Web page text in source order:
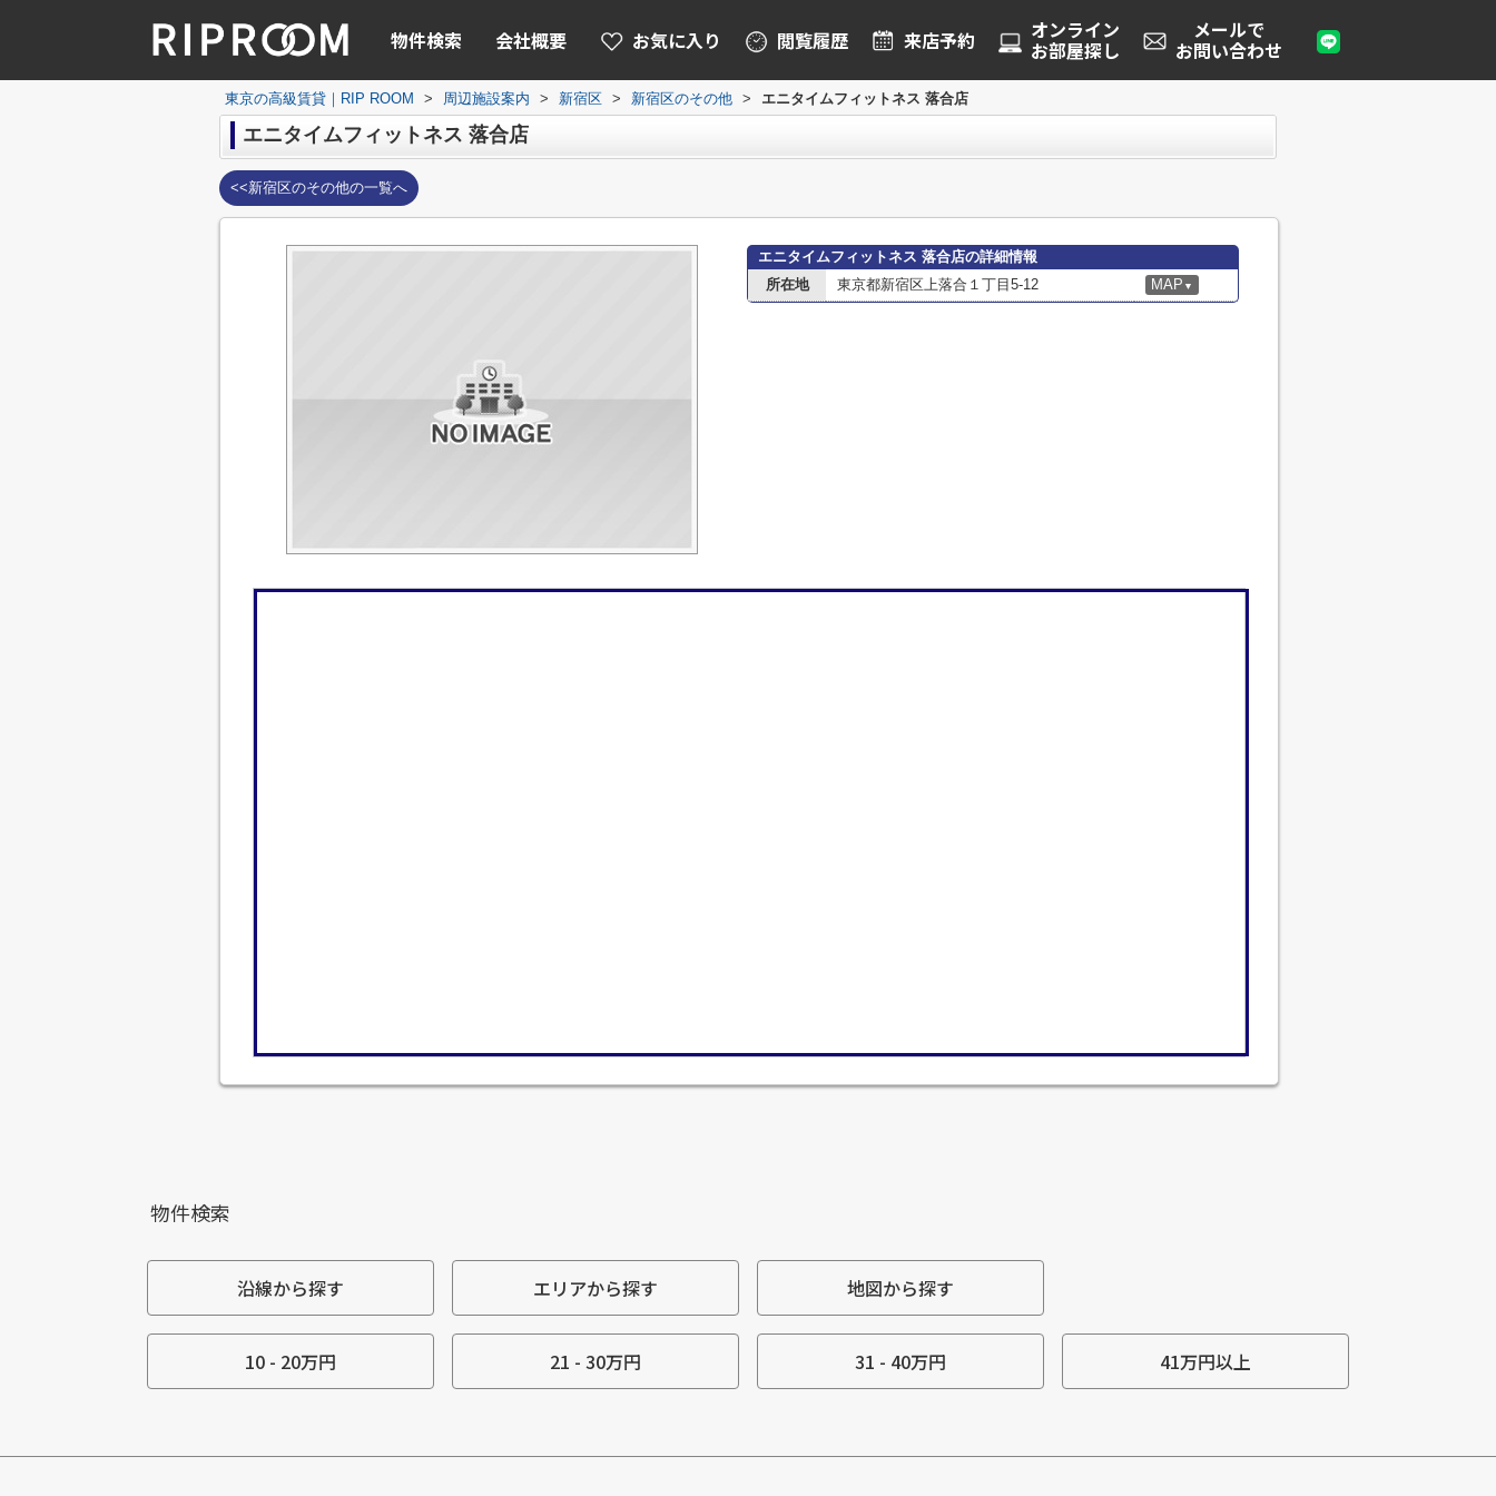
物件検索 会社概要 お気に入り 閲覧履歴 来店予約 オンライン
お部屋探し
メールで
お問い合わせ
東京の高級賃貸｜RIP ROOM > 周辺施設案内 > 新宿区 > 新宿区のその他 > エニタイムフィットネス 落合店
エニタイムフィットネス 落合店
<<新宿区のその他の一覧へ
エニタイムフィットネス 落合店の詳細情報
所在地
東京都新宿区上落合１丁目5-12 MAP ▼
物件検索
沿線から探す エリアから探す 地図から探す
10 - 20万円 21 - 30万円 31 - 40万円 41万円以上